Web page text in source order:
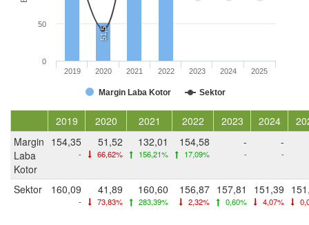
51,5
Margin Laba Kotor Sektor
2019 2020 2021 2022 2023 2024 2025
0
50
2019 2020 2021 2022 2023 2024
Margin
Laba
Kotor
154,35
-
51,52
66,62%
132,01
156,21%
154,58
17,09%
-
-
-
-
Sektor 160,09
-
41,89
73,83%
160,60
283,39%
156,87
2,32%
157,81
0,60%
151,39
4,07%